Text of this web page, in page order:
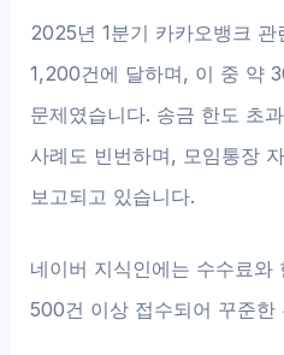
2025년 1분기 카카오뱅크
1,200건에 달하며, 이 중 약
문제였습니다. 송금 한도 초
사례도 빈번하며, 모임통장
보고되고 있습니다.
네이버 지식인에는 수수료와
500건 이상 접수되어 꾸준한